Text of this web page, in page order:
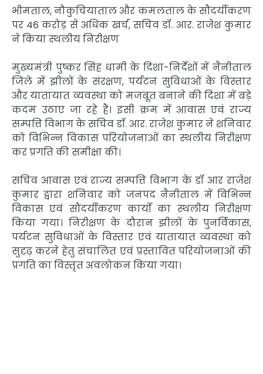
भीमताल, नौकुचियाताल और कमलताल के सौंदर्यीकरण
पर 46 करोड़ से अधिक खर्च, सचिव डॉ. आर. राजेश कुमार
ने किया स्थलीय निरीक्षण
मुख्यमंत्री पुष्कर सिंह धामी के दिशा-निर्देशों में नैनीताल
जिले में झीलों के संरक्षण, पर्यटन सुविधाओं के विस्तार
और यातायात व्यवस्था को मजबूत बनाने की दिशा में बड़े
कदम उठाए जा रहे हैं। इसी क्रम में आवास एवं राज्य
सम्पत्ति विभाग के सचिव डॉ. आर. राजेश कुमार ने शनिवार
को विभिन्न विकास परियोजनाओं का स्थलीय निरीक्षण
कर प्रगति की समीक्षा की।
सचिव आवास एवं राज्य सम्पत्ति विभाग के डॉ आर राजेश
कुमार द्वारा शनिवार को जनपद नैनीताल में विभिन्न
विकास एवं सौंदर्यीकरण कार्यों का स्थलीय निरीक्षण
किया गया। निरीक्षण के दौरान झीलों के पुनर्विकास,
पर्यटन सुविधाओं के विस्तार एवं यातायात व्यवस्था को
सुदृढ़ करने हेतु संचालित एवं प्रस्तावित परियोजनाओं की
प्रगति का विस्तृत अवलोकन किया गया।